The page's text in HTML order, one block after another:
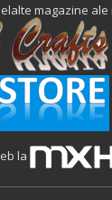
magazine
la